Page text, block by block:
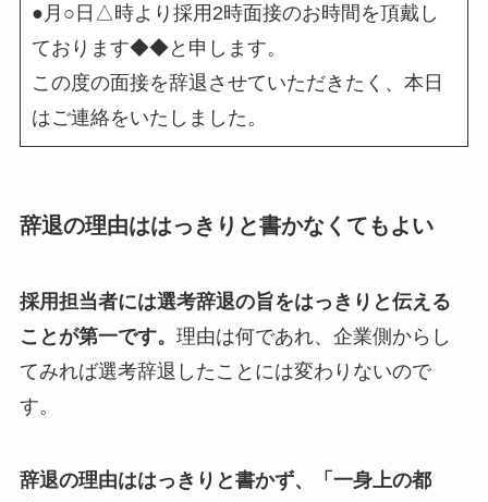
●月○日△時より採用2時面接のお時間を頂戴し
ております◆◆と申します。
この度の面接を辞退させていただきたく、本日
はご連絡をいたしました。
辞退の理由ははっきりと書かなくてもよい
採用担当者には選考辞退の旨をはっきりと伝える
ことが第一です。 理由は何であれ、企業側からし
てみれば選考辞退したことには変わりないので
す。
辞退の理由ははっきりと書かず、「一身上の都